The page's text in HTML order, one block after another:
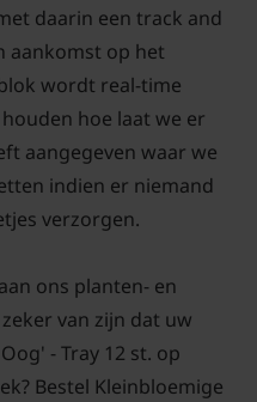
daarin een track and
aankomst op het
wordt real-time
hoe laat we er
aangegeven waar we
indien er niemand
verzorgen.
ons planten- en
van zijn dat uw
- Tray 12 st. op
Bestel Kleinbloemige